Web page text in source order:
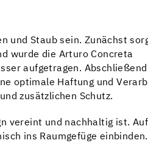
und Staub sein. Zunächst
wurde die Arturo Concreta
aufgetragen.
optimale Haftung und
zusätzlichen Schutz.
vereint und nachhaltig ist.
ins Raumgefüge einbinden.